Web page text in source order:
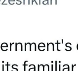
کشته شدند